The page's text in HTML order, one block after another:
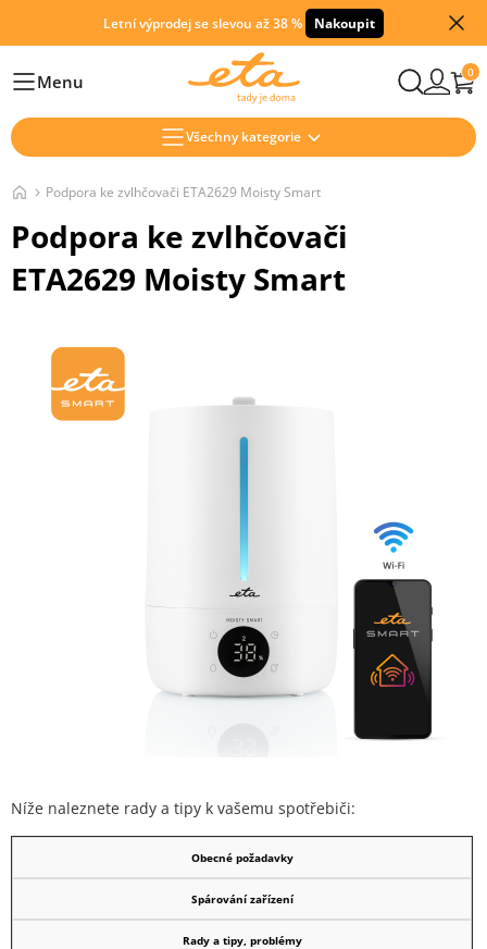
Letní výprodej se slevou až 38 % Nakoupit
HlavníMenu 0
Všechny kategorie
Podpora ke zvlhčovači ETA2629 Moisty Smart
Podpora ke zvlhčovači
ETA2629 Moisty Smart
Níže naleznete rady a tipy k vašemu spotřebiči:
Obecné požadavky
Spárování zařízení
Rady a tipy, problémy